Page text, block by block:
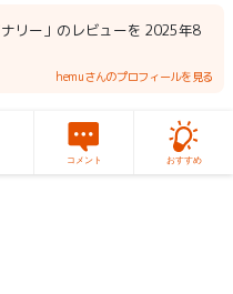
リー」のレビューを 2025年8
hemuさんのプロフィールを見る
コメント おすすめ